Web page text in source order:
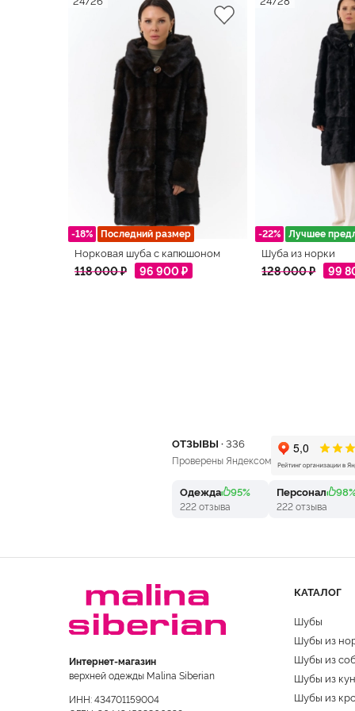
-18% Последний размер
Норковая шуба с капюшоном
118 000 ₽ 96 900 ₽
-22% Лучшее
Шуба из норки
128 000 ₽ 99
ОТЗЫВЫ ·336
Проверены Яндексом
Одежда 95%
222 отзыва
Персонал
222 отзыва
Интернет-магазин
верхней одежды Malina Siberian
ИНН: 434701159004
КАТАЛОГ
Шубы
Шубы из
Шубы из
Шубы из
Шубы из